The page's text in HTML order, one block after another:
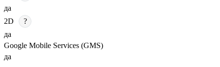
да
2D
?
да
Google Mobile Services (GMS)
да